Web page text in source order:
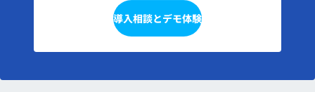
導入相談とデモ体験